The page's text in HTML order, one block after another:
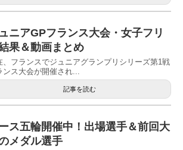
ニアGPフランス大会・女子フリ
果＆動画まとめ
、フランスでジュニアグランプリシリーズ第1戦
ンス大会が開催され...
記事を読む
ス五輪開催中！出場選手＆前回大
メダル選手